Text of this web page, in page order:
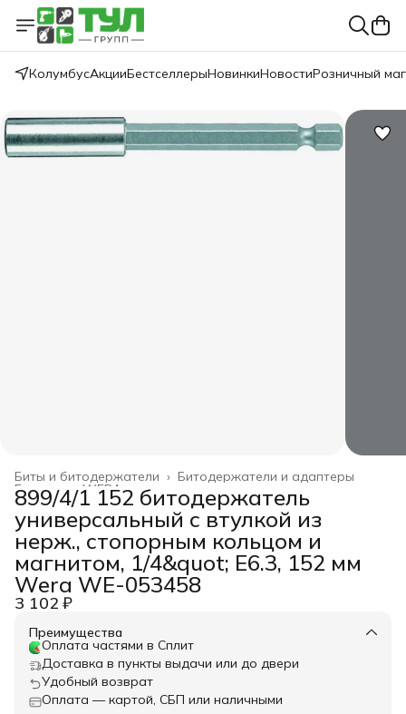
КолумбусАкцииБестселлерыНовинкиНовостиРозничный
Битодержатели и адаптеры
Биты и битодержатели ›
WERA ›
Главная
899/4/1 152 битодержатель
универсальный с втулкой из
нерж., стопорным кольцом и
магнитом, 1/4&quot; E6.3, 152 мм
Wera WE-053458
3 102 ₽
Преимущества
Оплата частями в Сплит
Доставка в пункты выдачи или до двери
Удобный возврат
Оплата — картой, СБП или наличными